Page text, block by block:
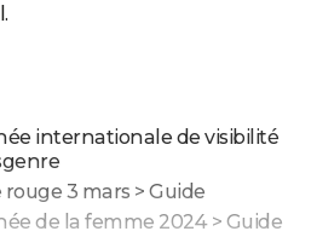
internationale de visibilité
rouge 3 mars > Guide
de la femme 2024> Guide